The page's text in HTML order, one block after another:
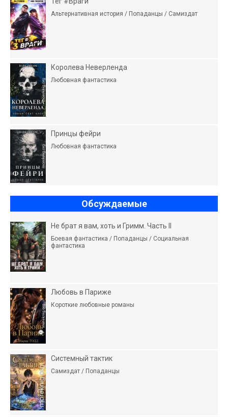
Альтернативная история / Попаданцы / Самиздат
Королева Неверленда
Любовная фантастика
Принцы фейри
Любовная фантастика
Обсуждаемые
Не брат я вам, хоть и Гримм. Часть II
Боевая фантастика / Попаданцы / Социальная
фантастика
Любовь в Париже
Короткие любовные романы
Системный тактик
Самиздат / Попаданцы